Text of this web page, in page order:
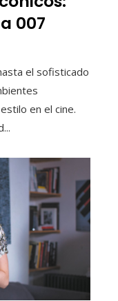
007
el sofisticado
en el cine.